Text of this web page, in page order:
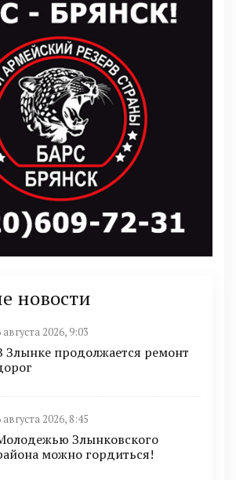
новости
августа 2026, 9:03
Злынке продолжается ремонт
августа 2026, 8:45
Злынковского
можно гордиться!